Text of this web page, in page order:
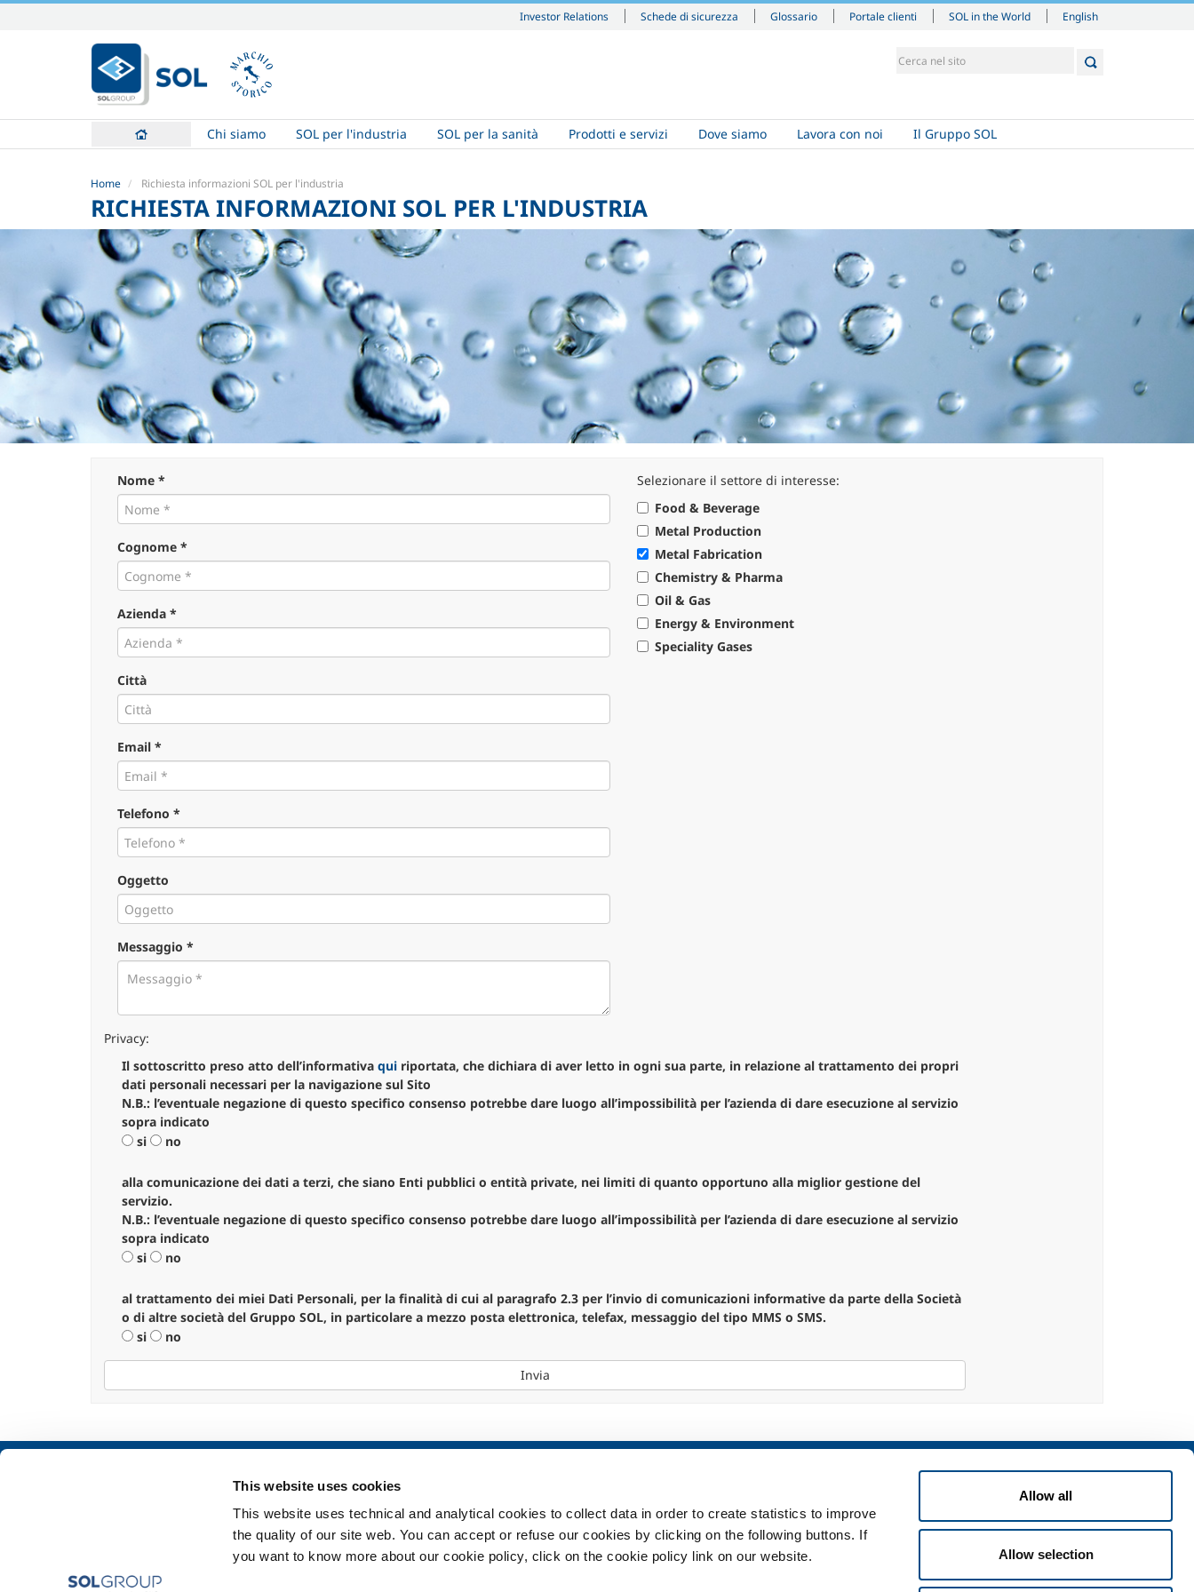
This website uses cookies
This website uses technical and analytical cookies to collect data in order to create statistics to improve
the quality of our site web. You can accept or refuse our cookies by clicking on the following buttons. If
you want to know more about our cookie policy, click on the cookie policy link on our website.
Allow all
Allow selection
Investor Relations Schede di sicurezza Glossario Portale clienti SOL in the World
contenuti.
|
Salta
navigazione
English
Chi siamo SOL per l'industria SOL per la sanità Prodotti e servizi Dove siamo Lavora con noi Il Gruppo SOL
Home Richiesta informazioni SOL per l'industria
RICHIESTA INFORMAZIONI SOL PER L'INDUSTRIA
Nome *
Cognome *
Azienda *
Città
Email *
Telefono *
Oggetto
Messaggio *
Selezionare il settore di interesse:
Food & Beverage
Metal Production
Metal Fabrication
Chemistry & Pharma
Oil & Gas
Energy & Environment
Speciality Gases
Privacy:
Il sottoscritto preso atto dell’informativa qui riportata, che dichiara di aver letto in ogni sua parte, in relazione al trattamento dei propri
dati personali necessari per la navigazione sul Sito
N.B.: l’eventuale negazione di questo specifico consenso potrebbe dare luogo all’impossibilità per l’azienda di dare esecuzione al servizio
sopra indicato
si
no
alla comunicazione dei dati a terzi, che siano Enti pubblici o entità private, nei limiti di quanto opportuno alla miglior gestione del
servizio.
N.B.: l’eventuale negazione di questo specifico consenso potrebbe dare luogo all’impossibilità per l’azienda di dare esecuzione al servizio
sopra indicato
si
no
al trattamento dei miei Dati Personali, per la finalità di cui al paragrafo 2.3 per l’invio di comunicazioni informative da parte della Società
o di altre società del Gruppo SOL, in particolare a mezzo posta elettronica, telefax, messaggio del tipo MMS o SMS.
si
no
Invia
Sicurezza, ambiente e qualità
Food & Beverage
Metal Production
Metal Fabrication
Chemistry & Pharma
Servizi
Impianti dispositivo medico
Gas medicali
Prodotti e servizi per la sanità